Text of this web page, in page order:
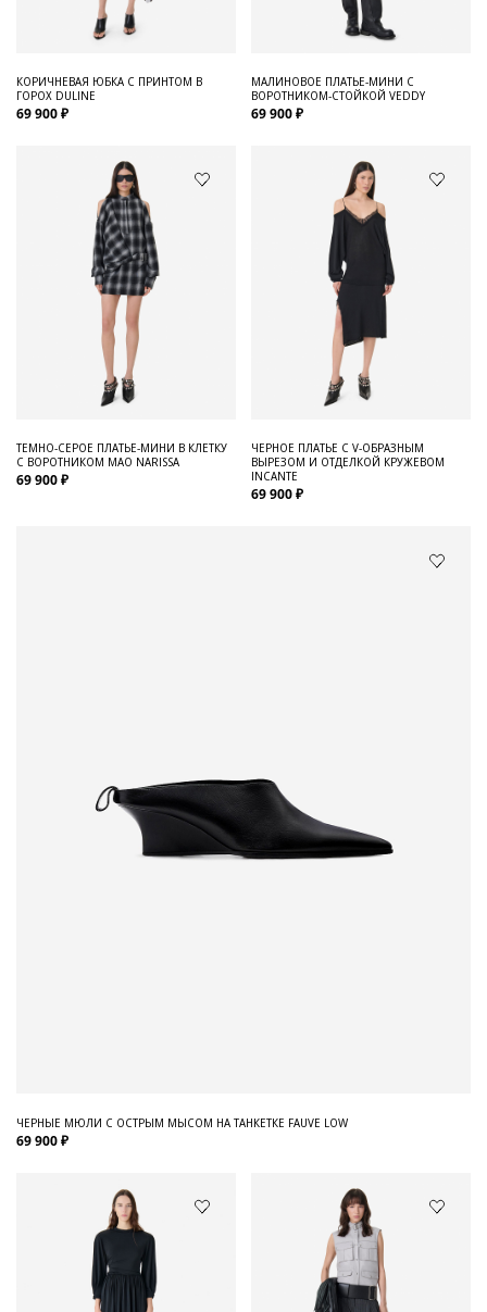
КОРИЧНЕВАЯ ЮБКА С ПРИНТОМ В
ГОРОХ DULINE
69 900 ₽
МАЛИНОВОЕ ПЛАТЬЕ-МИНИ С
ВОРОТНИКОМ-СТОЙКОЙ VEDDY
69 900 ₽
ТЕМНО-СЕРОЕ ПЛАТЬЕ-МИНИ В КЛЕТКУ
С ВОРОТНИКОМ МАО NARISSA
69 900 ₽
ЧЕРНОЕ ПЛАТЬЕ С V-ОБРАЗНЫМ
ВЫРЕЗОМ И ОТДЕЛКОЙ КРУЖЕВОМ
INCANTE
69 900 ₽
ЧЕРНЫЕ МЮЛИ С ОСТРЫМ МЫСОМ НА ТАНКЕТКЕ FAUVE LOW
69 900 ₽